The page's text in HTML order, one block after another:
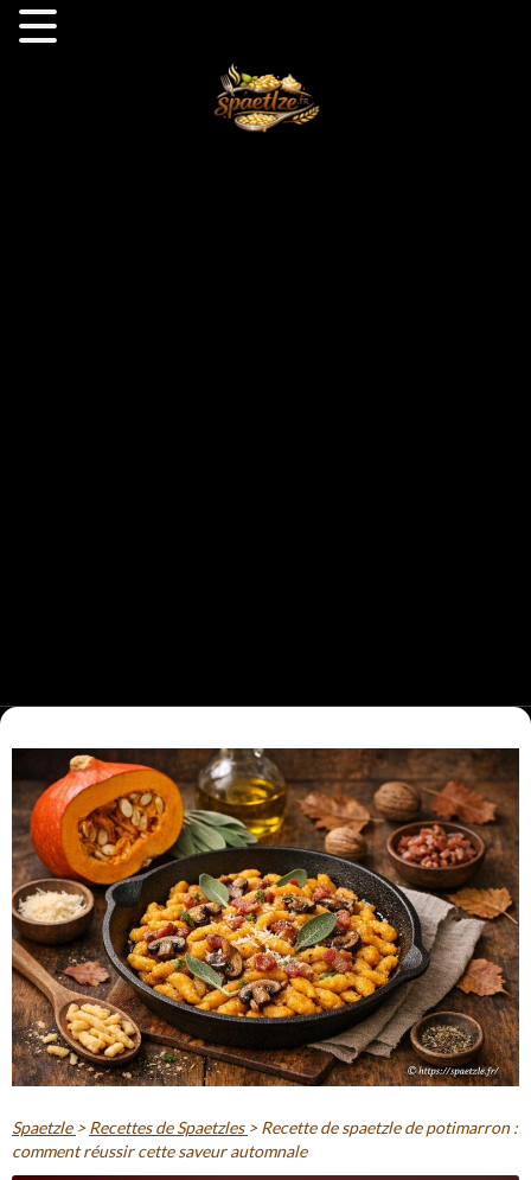
Spaetzle >Recettes de Spaetzles >Recette de spaetzle de potimarron :
comment réussir cette saveur automnale